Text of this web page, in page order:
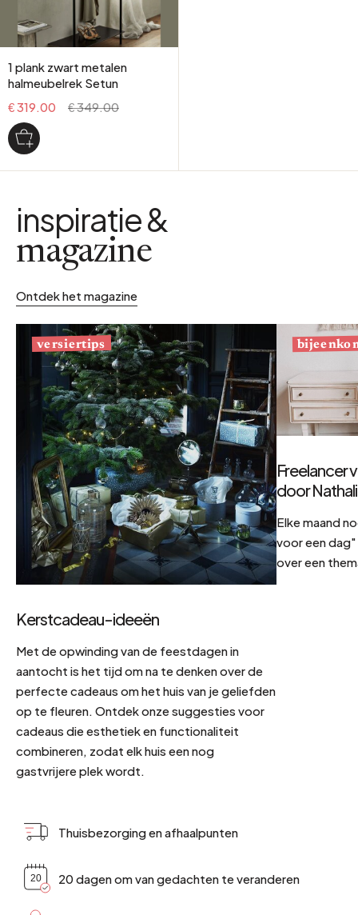
1 plank zwart metalen
halmeubelrek Setun
€ 319.00
€ 349.00
inspiratie &
magazine
Ontdek het magazine
versiertips
Kerstcadeau-ideeën
Met de opwinding van de feestdagen in
aantocht is het tijd om na te denken over de
perfecte cadeaus om het huis van je geliefden
op te fleuren. Ontdek onze suggesties voor
cadeaus die esthetiek en functionaliteit
combineren, zodat elk huis een nog
gastvrijere plek wordt.
Freelancer
door
Elke maand
voor een
over een
Thuisbezorging en afhaalpunten
20 dagen om van gedachten te veranderen